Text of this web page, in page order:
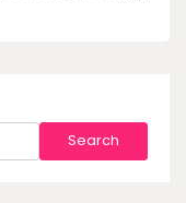
Search